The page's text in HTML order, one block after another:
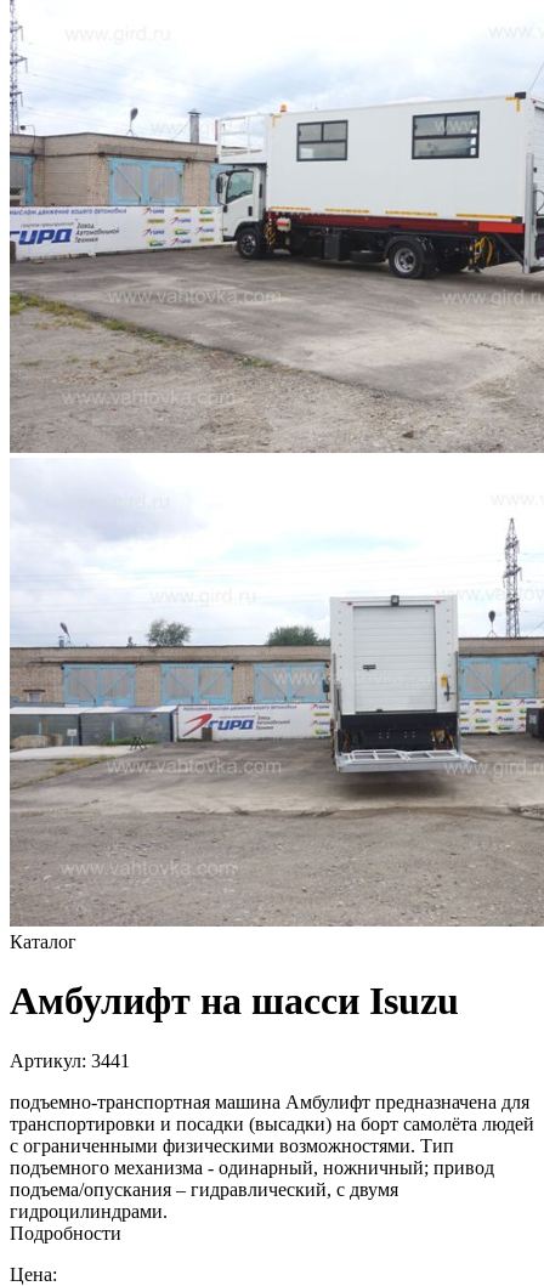
Каталог
Амбулифт на шасси Isuzu
Артикул: 3441
подъемно-транспортная машина Амбулифт предназначена для
транспортировки и посадки (высадки) на борт самолёта людей
с ограниченными физическими возможностями. Тип
подъемного механизма - одинарный, ножничный; привод
подъема/опускания – гидравлический, с двумя
гидроцилиндрами.
Подробности
Цена: